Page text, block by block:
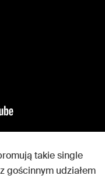
takie single
gościnnym udziałem